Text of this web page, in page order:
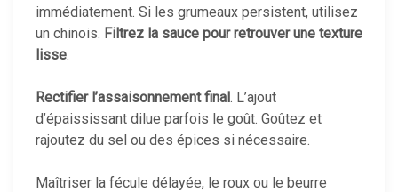
immédiatement. Si les grumeaux persistent, utilisez
un chinois. Filtrez la sauce pour retrouver une texture
lisse.
Rectifier l’assaisonnement final. L’ajout
d’épaississant dilue parfois le goût. Goûtez et
rajoutez du sel ou des épices si nécessaire.
Maîtriser la fécule délayée, le roux ou le beurre